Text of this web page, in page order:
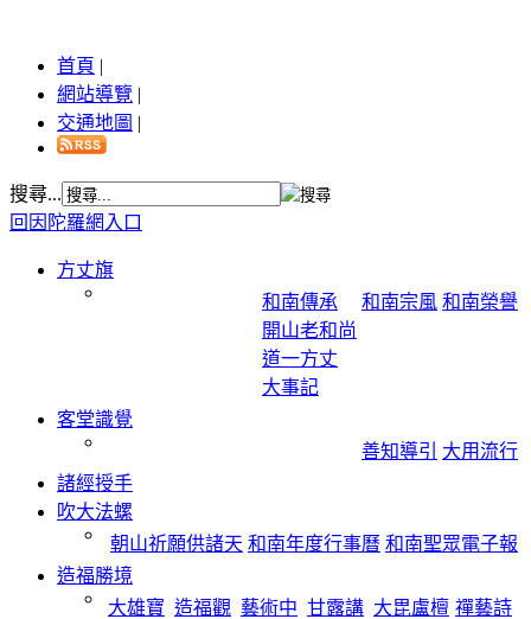
首頁 |
網站導覽 |
交通地圖 |
搜尋...
回因陀羅網入口
方丈旗
和南傳承
開山老和尚
道一方丈
大事記
和南宗風 和南榮譽
客堂識覺
善知導引
大用流行
諸經授手
吹大法螺
朝山祈願供諸天 和南年度行事曆 和南聖眾電子報
造福勝境
大雄寶 造福觀 藝術中 甘露講 大毘盧檀 禪藝詩